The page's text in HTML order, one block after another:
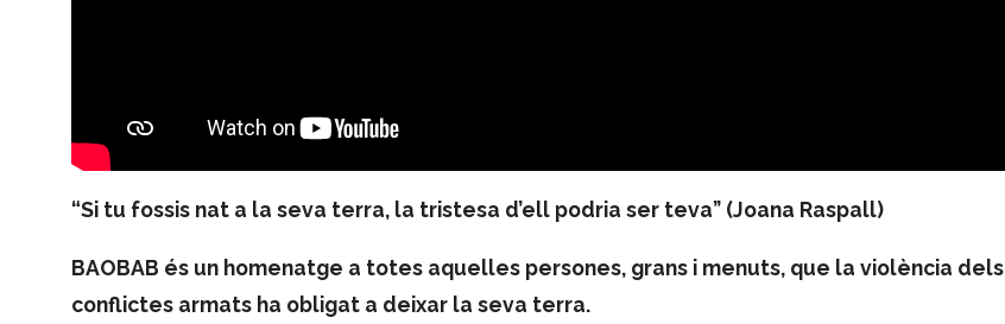
“Si tu fossis nat a la seva terra, la tristesa d’ell podria ser teva” (Joana Raspall)
BAOBAB és un homenatge a totes aquelles persones, grans i menuts, que la violència dels
conflictes armats ha obligat a deixar la seva terra.